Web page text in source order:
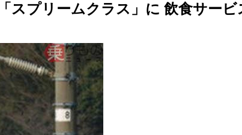
スプリームクラス」に 飲食サービ